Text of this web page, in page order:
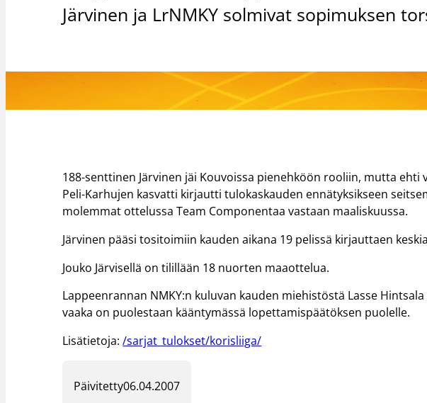
Järvinen ja LrNMKY solmivat sopimuksen
188-senttinen Järvinen jäi Kouvoissa pienehköön rooliin, mutta ehti
Peli-Karhujen kasvatti kirjautti tulokaskauden ennätyksikseen
molemmat ottelussa Team Componentaa vastaan maaliskuussa.
Järvinen pääsi tositoimiin kauden aikana 19 pelissä kirjauttaen
Jouko Järvisellä on tilillään 18 nuorten maaottelua.
Lappeenrannan NMKY:n kuluvan kauden miehistöstä Lasse
vaaka on puolestaan kääntymässä lopettamispäätöksen puolelle.
Lisätietoja:/sarjat_tulokset/korisliiga/
Päivitetty06.04.2007